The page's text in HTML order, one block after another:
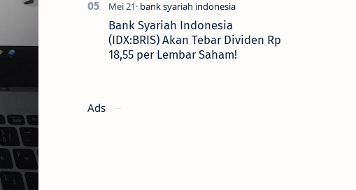
Bank Syariah Indonesia
(IDX:BRIS) Akan Tebar Dividen Rp
18,55 per Lembar Saham!
Ads